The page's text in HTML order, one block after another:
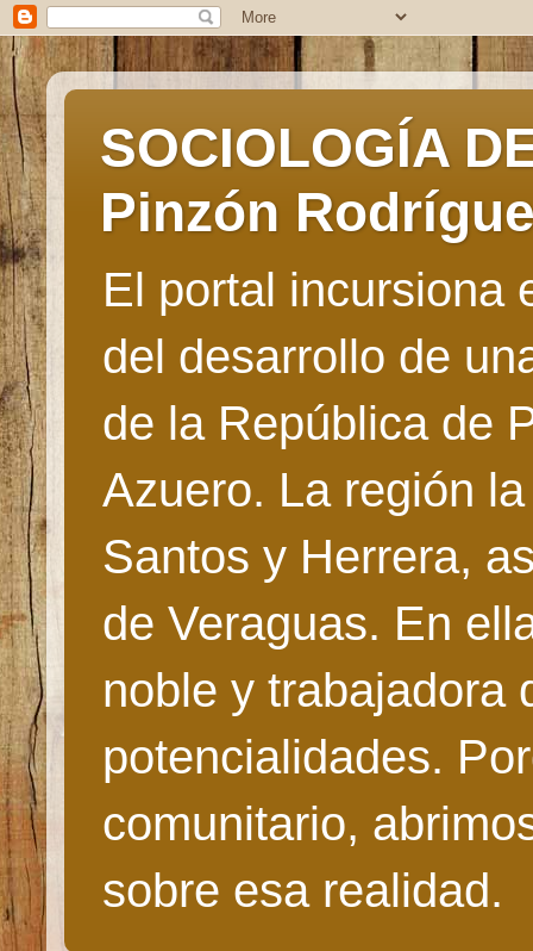
SOCIOLOGÍA
Pinzón
El portal incursiona
del desarrollo de
de la República de
Azuero. La región
Santos y Herrera,
de Veraguas. En
noble y trabajadora
potencialidades.
comunitario,
sobre esa realidad.